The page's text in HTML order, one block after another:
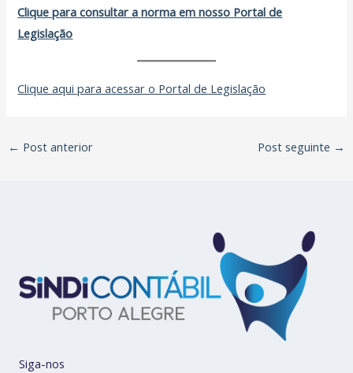
Clique para consultar a norma em nosso Portal de
Legislação
Clique aqui para acessar o Portal de Legislação
← Post anterior Post seguinte →
Siga-nos